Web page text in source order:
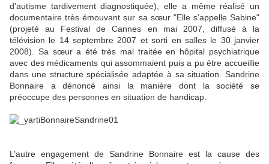
d’autisme tardivement diagnostiquée), elle a même réalisé un
documentaire très émouvant sur sa sœur "Elle s’appelle Sabine"
(projeté au Festival de Cannes en mai 2007, diffusé à la
télévision le 14 septembre 2007 et sorti en salles le 30 janvier
2008). Sa sœur a été très mal traitée en hôpital psychiatrique
avec des médicaments qui assommaient puis a pu être accueillie
dans une structure spécialisée adaptée à sa situation. Sandrine
Bonnaire a dénoncé ainsi la manière dont la société se
préoccupe des personnes en situation de handicap.
L’autre engagement de Sandrine Bonnaire est la cause des